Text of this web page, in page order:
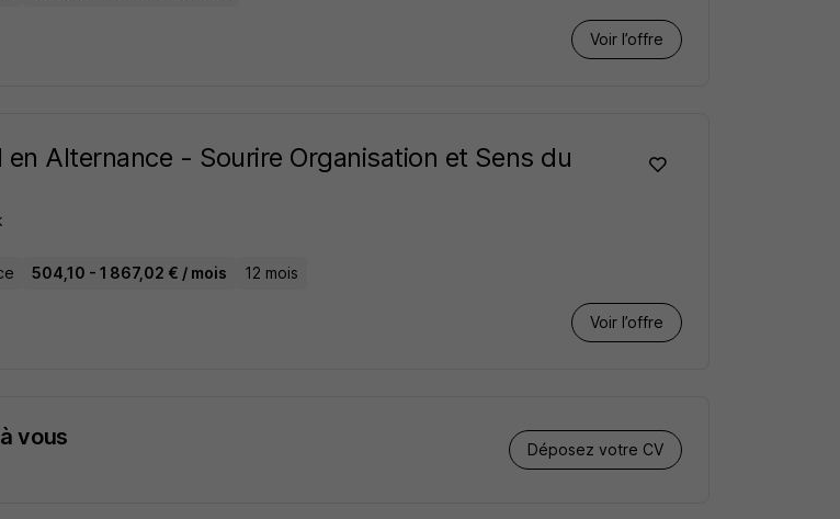
Voir l’offre
en Alternance - Sourire Organisation et Sens du
504,10 - 1 867,02 € / mois 12 mois
Voir l’offre
vous Déposez votre CV